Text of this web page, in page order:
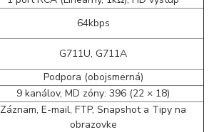
64kbps
G711U, G711A
Podpora (obojsmerná)
9 kanálov, MD zóny: 396 (22 × 18)
Záznam, E-mail, FTP, Snapshot a Tipy na
obrazovke